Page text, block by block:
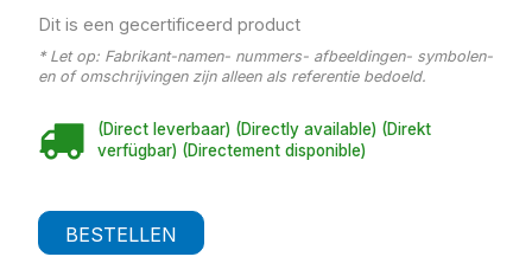
Dit is een gecertificeerd product
* Let op: Fabrikant-namen- nummers- afbeeldingen- symbolen-
en of omschrijvingen zijn alleen als referentie bedoeld.
(Direct leverbaar) (Directly available) (Direkt
verfügbar) (Directement disponible)
BESTELLEN